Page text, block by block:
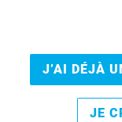
J’AI DÉJÀ
JE